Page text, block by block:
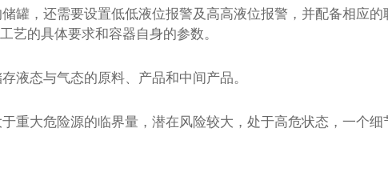
罐，还需要设置低低液位报警及高高液位报警，并配备相应的
艺的具体要求和容器自身的参数。
液态与气态的原料、产品和中间产品。
重大危险源的临界量，潜在风险较大，处于高危状态，一个